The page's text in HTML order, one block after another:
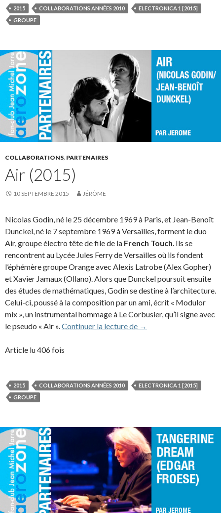
2015 COLLABORATIONS ANNÉES 2010
ELECTRONICA 1 [2015]
GROUPE
COLLABORATIONS, PARTENAIRES
Air (2015)
10 SEPTEMBRE 2015 JÉRÔME
Nicolas Godin, né le 25 décembre 1969 à Paris, et Jean-Benoît
Dunckel, né le 7 septembre 1969 à Versailles, forment le duo
Air, groupe électro tête de file de la French Touch. Ils se
rencontrent au Lycée Jules Ferry de Versailles où ils fondent
l’éphémère groupe Orange avec Alexis Latrobe (Alex Gopher)
et Xavier Jamaux (Ollano). Alors que Dunckel poursuit ensuite
des études de mathématiques, Godin se destine à l’architecture.
Celui-ci, poussé à la composition par un ami, écrit « Modulor
mix », un instrumental hommage à Le Corbusier, qu’il signe avec
le pseudo « Air ».Continuer la lecture de Air (2015)
→
Article lu 406 fois
2015 COLLABORATIONS ANNÉES 2010
ELECTRONICA 1 [2015]
GROUPE